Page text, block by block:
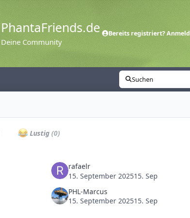
PhantaFriends.de
Deine Community
Bereits registriert?
Suchen
Lustig (0)
rafaelr
15. September 202515. Sep
PHL-Marcus
15. September 202515. Sep